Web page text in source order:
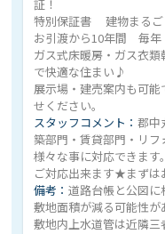
証！
特別保証書 建物まるご
お引渡から10年間 毎
ガス式床暖房・ガス衣
で快適な住まい♪
展示場・建売案内も可
せください。
スタッフコメント：郡中
築部門・賃貸部門・リ
様々な事に対応できま
ご対応出来ます★まずは
備考：道路台帳と公図に
敷地面積が減る可能性が
敷地内上水道管は近隣三